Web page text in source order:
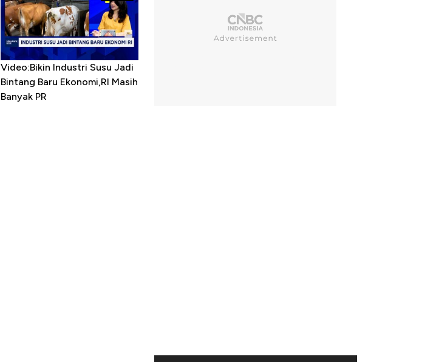
Video:Bikin Industri Susu Jadi
Bintang Baru Ekonomi,RI Masih
Banyak PR